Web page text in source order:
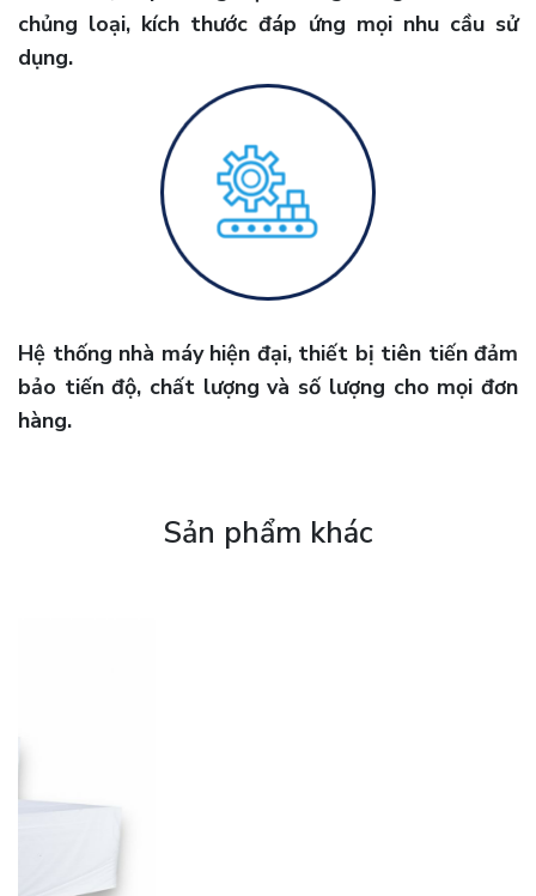
chủng loại, kích thước đáp ứng mọi nhu cầu sử
dụng.
Hệ thống nhà máy hiện đại, thiết bị tiên tiến đảm
bảo tiến độ, chất lượng và số lượng cho mọi đơn
hàng.
Sản phẩm khác